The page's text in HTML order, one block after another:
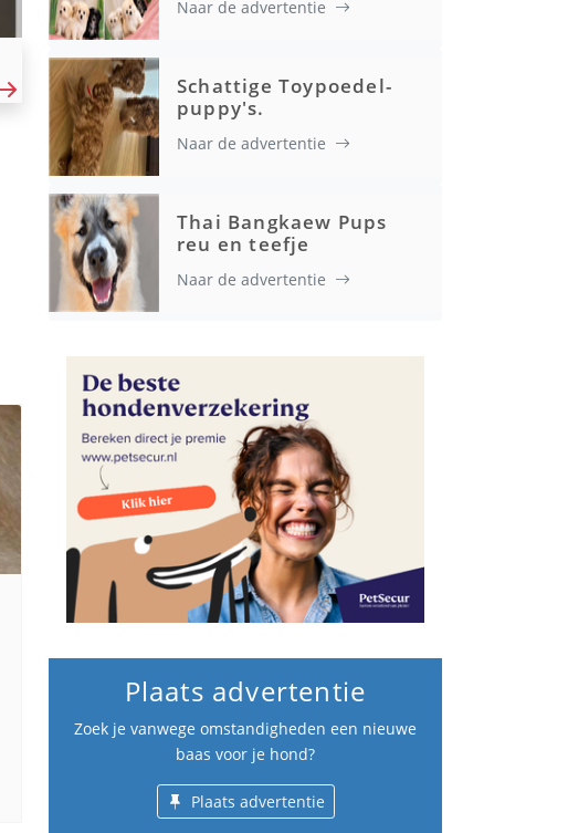
Naar de advertentie
Schattige Toypoedel-
puppy's.
Naar de advertentie
Thai Bangkaew Pups
reu en teefje
Naar de advertentie
Plaats advertentie
Zoek je vanwege omstandigheden een nieuwe
baas voor je hond?
Plaats advertentie